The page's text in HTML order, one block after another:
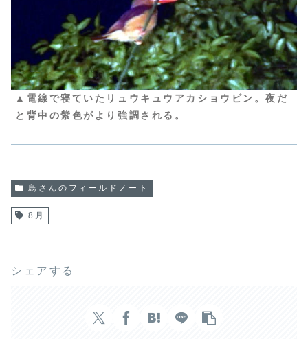
▲電線で寝ていたリュウキュウアカショウビン。夜だ
と背中の紫色がより強調される。
鳥さんのフィールドノート
8月
シェアする